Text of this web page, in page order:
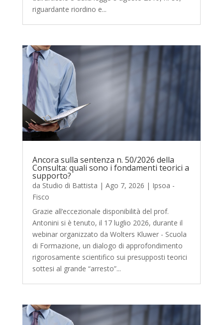
riguardante riordino e...
Ancora sulla sentenza n. 50/2026 della
Consulta: quali sono i fondamenti teorici a
supporto?
da Studio di Battista | Ago 7, 2026 | Ipsoa -
Fisco
Grazie all’eccezionale disponibilità del prof.
Antonini si è tenuto, il 17 luglio 2026, durante il
webinar organizzato da Wolters Kluwer - Scuola
di Formazione, un dialogo di approfondimento
rigorosamente scientifico sui presupposti teorici
sottesi al grande “arresto”...